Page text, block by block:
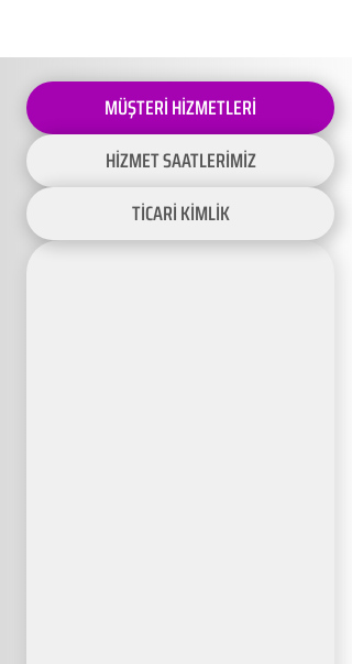
MÜŞTERİ HİZMETLERİ
HİZMET SAATLERİMİZ
TİCARİ KİMLİK